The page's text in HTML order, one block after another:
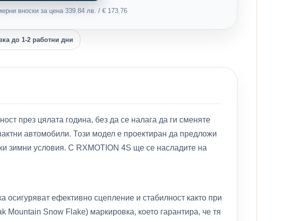
вноски за цена 339.84 лв. / € 173.76
до 1-2 работни дни
през цялата година, без да се налага да ги сменяте
автомобили. Този модел е проектиран да предложи
зимни условия. С RXMOTION 4S ще се насладите на
ефективно сцепление и стабилност както при
Mountain Snow Flake) маркировка, което гарантира, че тя